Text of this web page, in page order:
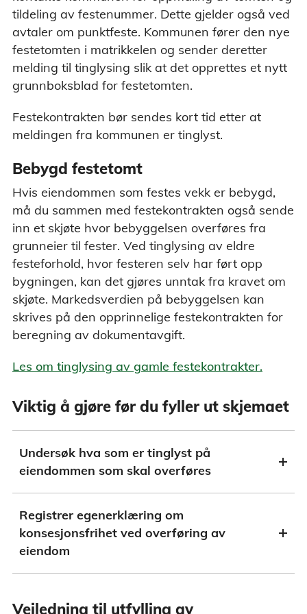
tildeling av festenummer. Dette gjelder også ved
avtaler om punktfeste. Kommunen fører den nye
festetomten i matrikkelen og sender deretter
melding til tinglysing slik at det opprettes et nytt
grunnboksblad for festetomten.
Festekontrakten bør sendes kort tid etter at
meldingen fra kommunen er tinglyst.
Bebygd festetomt
Hvis eiendommen som festes vekk er bebygd,
må du sammen med festekontrakten også sende
inn et skjøte hvor bebyggelsen overføres fra
grunneier til fester. Ved tinglysing av eldre
festeforhold, hvor festeren selv har ført opp
bygningen, kan det gjøres unntak fra kravet om
skjøte. Markedsverdien på bebyggelsen kan
skrives på den opprinnelige festekontrakten for
beregning av dokumentavgift.
Les om tinglysing av gamle festekontrakter.
Viktig å gjøre før du fyller ut skjemaet
Undersøk hva som er tinglyst på
eiendommen som skal overføres
Registrer egenerklæring om
konsesjonsfrihet ved overføring av
eiendom
Veiledning til utfylling av